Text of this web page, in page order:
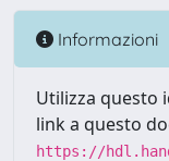
Informazioni
Utilizza questo
link a questo
https://